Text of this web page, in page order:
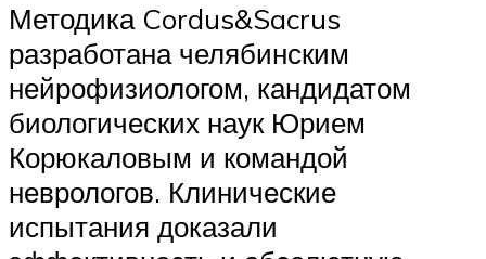
Методика Cordus&Sacrus
разработана челябинским
нейрофизиологом, кандидатом
биологических наук Юрием
Корюкаловым и командой
неврологов. Клинические
испытания доказали